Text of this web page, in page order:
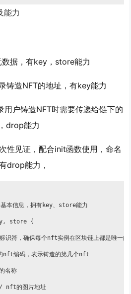
能力
据，有key，store能力
铸造NFT的地址，有key能力
户铸造NFT时需要传递给链下的
drop能力
性见证，配合init函数使用，命名
drop能力，
信息，拥有key、store能力
store {
符，确保每个nft实例在区块链上都是唯一的
编码，表示铸造的第几个nft
名称
nft的图片地址